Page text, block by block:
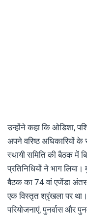
उन्होंने कहा कि ओडिशा,
अपने वरिष्ठ अधिकारियों
स्थायी समिति की बैठक में
प्रतिनिधियों ने भाग
बैठक का 74 वां एजेंडा अंतर-
एक विस्तृत श्रृंखला पर
परियोजनाएं, पुनर्वास और